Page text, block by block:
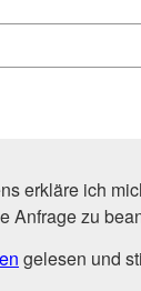
erkläre ich
Anfrage zu
gelesen und